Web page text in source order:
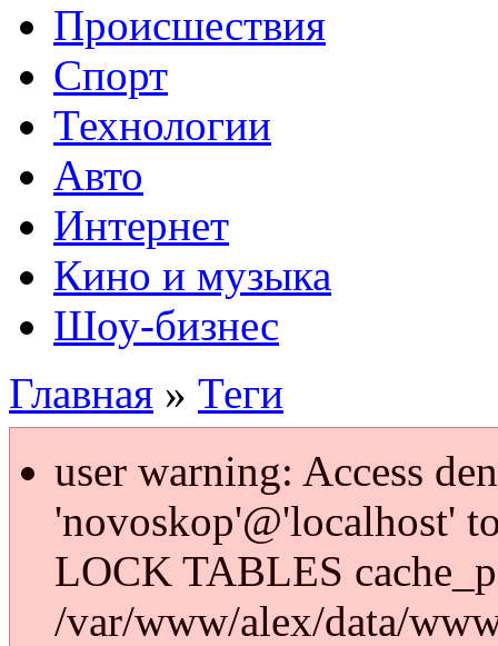
Происшествия
Спорт
Технологии
Авто
Интернет
Кино и музыка
Шоу-бизнес
Главная » Теги
user warning: Access
'novoskop'@'localhost'
LOCK TABLES
/var/www/alex/data/